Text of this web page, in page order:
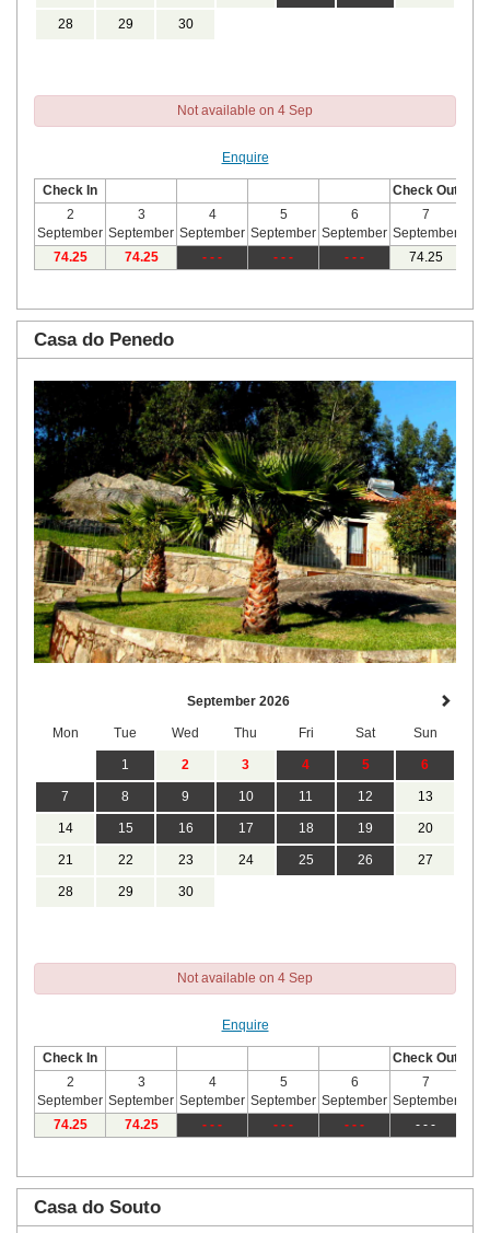
28 29 30
Not available on 4 Sep
Enquire
Check In
Check Out
2
September
3
September
4
September
5
September
6
September
7
September
74.25 74.25 - - - - - - - - - 74.25
Casa do Penedo
September 2026
Mon Tue Wed Thu Fri Sat Sun
1 2 3 4 5 6
7 8 9 10 11 12 13
14 15 16 17 18 19 20
21 22 23 24 25 26 27
28 29 30
Not available on 4 Sep
Enquire
Check In
Check Out
2
September
3
September
4
September
5
September
6
September
7
September
74.25 74.25 - - - - - - - - - - - -
Casa do Souto